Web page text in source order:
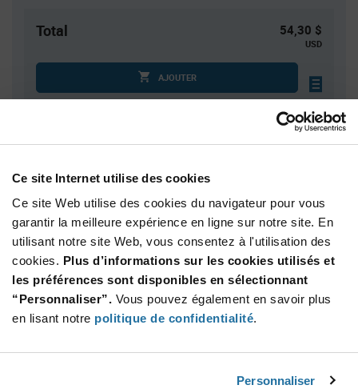
Ce site Internet utilise des cookies
Ce site Web utilise des cookies du navigateur pour vous
garantir la meilleure expérience en ligne sur notre site. En
utilisant notre site Web, vous consentez à l'utilisation des
cookies. Plus d’informations sur les cookies utilisés et
les préférences sont disponibles en sélectionnant
“Personnaliser”. Vous pouvez également en savoir plus
en lisant notre politique de confidentialité.
Personnaliser
Total 54,30 $
USD
AJOUTER
100
$0.543
200
$0.535
300
$0.529
750
$0.518
1 250+
$0.506
Product
Variant
Emballages disponibles